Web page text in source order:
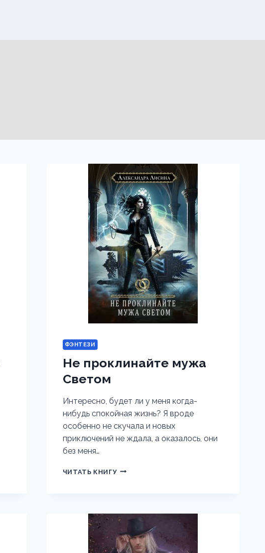
ФЭНТЕЗИ
Не проклинайте мужа
Светом
Интересно, будет ли у меня когда-
нибудь спокойная жизнь? Я вроде
особенно не скучала и новых
приключений не ждала, а оказалось, они
без меня…
ЧИТАТЬ КНИГУНЕ